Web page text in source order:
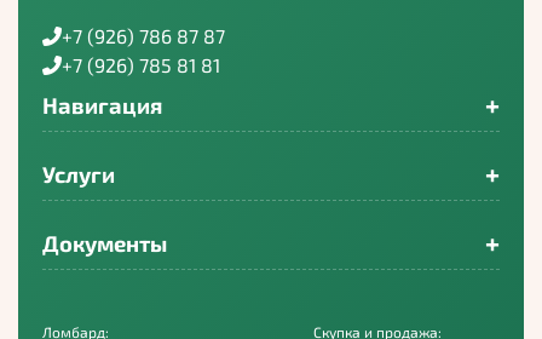
+7 (926) 786 87 87
+7 (926) 785 81 81
Навигация +
Услуги +
Документы +
Ломбард: Скупка и продажа: